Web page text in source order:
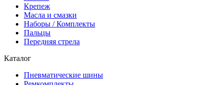
Крепеж
Масла и смазки
Наборы / Комплекты
Пальцы
Передняя стрела
Каталог
Пневматические шины